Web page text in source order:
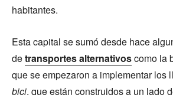
habitantes.
Esta capital se sumó desde hace
detransportes alternativoscomo la
que se empezaron a implementar los
bici, que están construidos a un lado